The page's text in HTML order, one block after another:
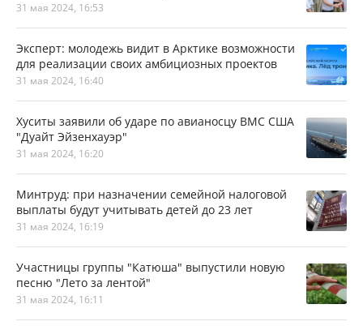
31 мая 2024, 16:53
Эксперт: молодежь видит в Арктике возможности
для реализации своих амбициозных проектов
31 мая 2024, 16:40
Хуситы заявили об ударе по авианосцу ВМС США
"Дуайт Эйзенхауэр"
31 мая 2024, 16:20
Минтруд: при назначении семейной налоговой
выплаты будут учитывать детей до 23 лет
31 мая 2024, 16:19
Участницы группы "Катюша" выпустили новую
песню "Лето за лентой"
31 мая 2024, 16:11